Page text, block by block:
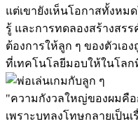
แต่เขายังเห็นโอกาสทั้งหม
รู้ และการทดลองสร้างสร
ต้องการให้ลูก ๆ ของตัวเอ
ที่เทคโนโลยีมอบให้ในโลก
"ความกังวลใหญ่ของผมคื
เพราะบทลงโทษกลายเป็น